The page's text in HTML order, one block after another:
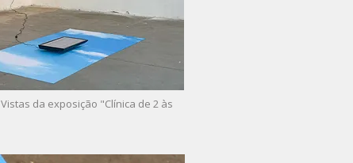
da exposição "Clínica de 2 às